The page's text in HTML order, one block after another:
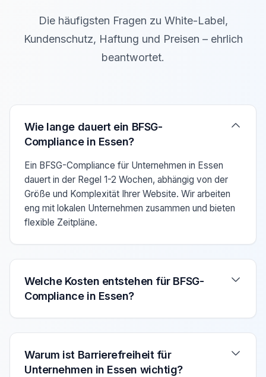
Die häufigsten Fragen zu White-Label,
Kundenschutz, Haftung und Preisen – ehrlich
beantwortet.
Verwenden Sie die Pfeiltasten Auf/Ab um zwischen
Wie lange dauert ein BFSG-
Compliance in Essen?
Ein BFSG-Compliance für Unternehmen in Essen
dauert in der Regel 1-2 Wochen, abhängig von der
Größe und Komplexität Ihrer Website. Wir arbeiten
eng mit lokalen Unternehmen zusammen und bieten
flexible Zeitpläne.
Welche Kosten entstehen für BFSG-
Compliance in Essen?
Warum ist Barrierefreiheit für
Unternehmen in Essen wichtig?